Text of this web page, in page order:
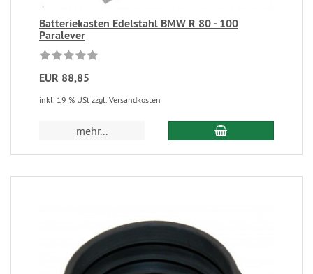
Batteriekasten Edelstahl BMW R 80 - 100
Paralever
EUR 88,85
inkl. 19 % USt zzgl. Versandkosten
mehr...